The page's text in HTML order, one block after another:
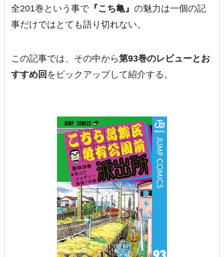
全201巻という事で『こち亀』の魅力は一個の記
事だけではとても語り切れない。
この記事では、その中から第93巻のレビューとお
すすめ回 をピックアップして紹介する。